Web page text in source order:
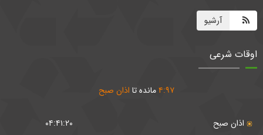
آرشیو
اوقات شرعی
۴:۹۷ مانده تا اذان صبح
۰۴:۴۱:۲۰
اذان صبح